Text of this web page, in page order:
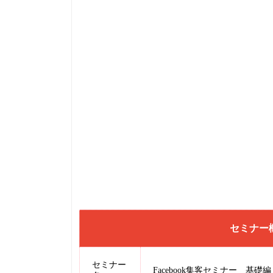
セミナー
セミナー
Facebook集客セミナー 基礎編